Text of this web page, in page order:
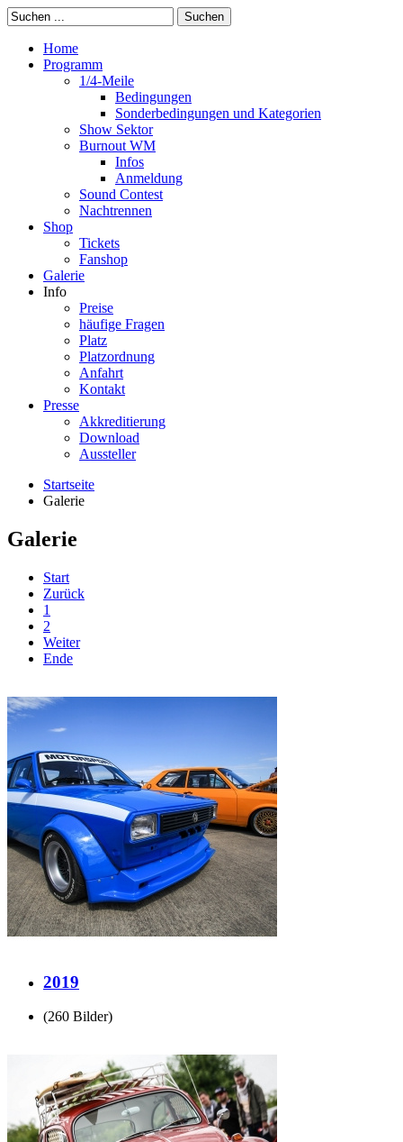
Suchen
Home
Programm
1/4-Meile
Bedingungen
Sonderbedingungen und Kategorien
Show Sektor
Burnout WM
Infos
Anmeldung
Sound Contest
Nachtrennen
Shop
Tickets
Fanshop
Galerie
Info
Preise
häufige Fragen
Platz
Platzordnung
Anfahrt
Kontakt
Presse
Akkreditierung
Download
Aussteller
Startseite
Galerie
Galerie
Start
Zurück
1
2
Weiter
Ende
2019
(260 Bilder)